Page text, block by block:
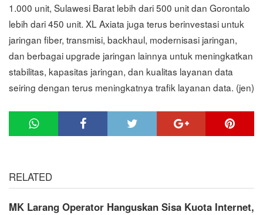
1.000 unit, Sulawesi Barat lebih dari 500 unit dan Gorontalo
lebih dari 450 unit. XL Axiata juga terus berinvestasi untuk
jaringan fiber, transmisi, backhaul, modernisasi jaringan,
dan berbagai upgrade jaringan lainnya untuk meningkatkan
stabilitas, kapasitas jaringan, dan kualitas layanan data
seiring dengan terus meningkatnya trafik layanan data. (jen)
RELATED
MK Larang Operator Hanguskan Sisa Kuota Internet,